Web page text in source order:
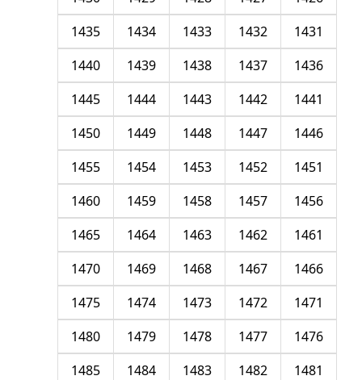
1431
1432
1433
1434
1435
1436
1437
1438
1439
1440
1441
1442
1443
1444
1445
1446
1447
1448
1449
1450
1451
1452
1453
1454
1455
1456
1457
1458
1459
1460
1461
1462
1463
1464
1465
1466
1467
1468
1469
1470
1471
1472
1473
1474
1475
1476
1477
1478
1479
1480
1481
1482
1483
1484
1485